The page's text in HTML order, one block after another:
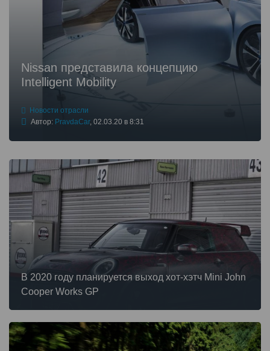
Nissan представила концепцию
Intelligent Mobility
Новости отрасли
Автор: PravdaCar, 02.03.20 в 8:31
В 2020 году планируется выход хот-хэтч Mini John
Cooper Works GP